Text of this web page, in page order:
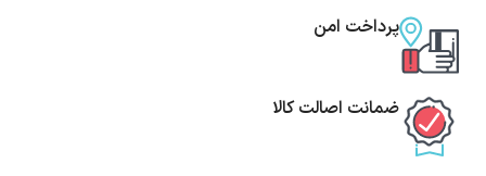
پرداخت امن
ضمانت اصالت کالا